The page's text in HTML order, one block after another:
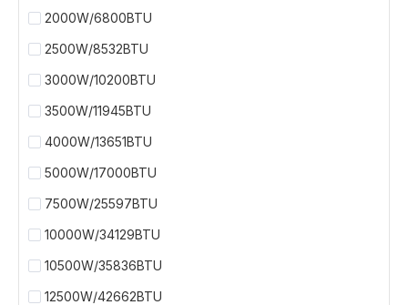
2000W/6800BTU
2500W/8532BTU
3000W/10200BTU
3500W/11945BTU
4000W/13651BTU
5000W/17000BTU
7500W/25597BTU
10000W/34129BTU
10500W/35836BTU
12500W/42662BTU